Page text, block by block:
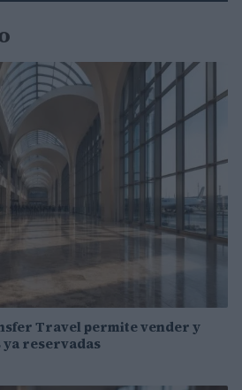
Travel permite vender y
reservadas